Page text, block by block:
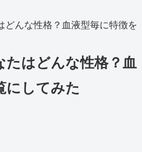
どんな性格？血液型毎に特徴を
たはどんな性格？血
にしてみた